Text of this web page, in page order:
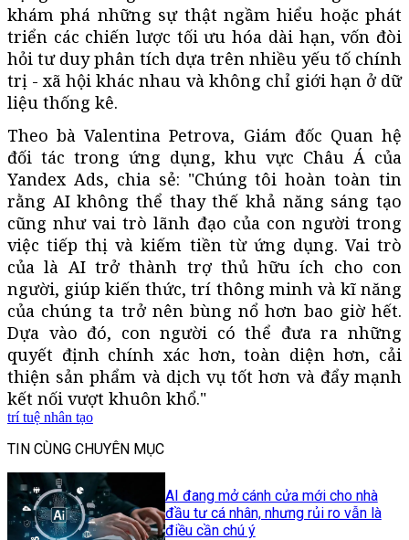
khám phá những sự thật ngầm hiểu hoặc phát
triển các chiến lược tối ưu hóa dài hạn, vốn đòi
hỏi tư duy phân tích dựa trên nhiều yếu tố chính
trị - xã hội khác nhau và không chỉ giới hạn ở dữ
liệu thống kê.
Theo bà Valentina Petrova, Giám đốc Quan hệ
đối tác trong ứng dụng, khu vực Châu Á của
Yandex Ads, chia sẻ: "Chúng tôi hoàn toàn tin
rằng AI không thể thay thế khả năng sáng tạo
cũng như vai trò lãnh đạo của con người trong
việc tiếp thị và kiếm tiền từ ứng dụng. Vai trò
của là AI trở thành trợ thủ hữu ích cho con
người, giúp kiến thức, trí thông minh và kĩ năng
của chúng ta trở nên bùng nổ hơn bao giờ hết.
Dựa vào đó, con người có thể đưa ra những
quyết định chính xác hơn, toàn diện hơn, cải
thiện sản phẩm và dịch vụ tốt hơn và đẩy mạnh
kết nối vượt khuôn khổ."
trí tuệ nhân tạo
TIN CÙNG CHUYÊN MỤC
AI đang mở cánh cửa mới cho nhà
đầu tư cá nhân, nhưng rủi ro vẫn là
điều cần chú ý